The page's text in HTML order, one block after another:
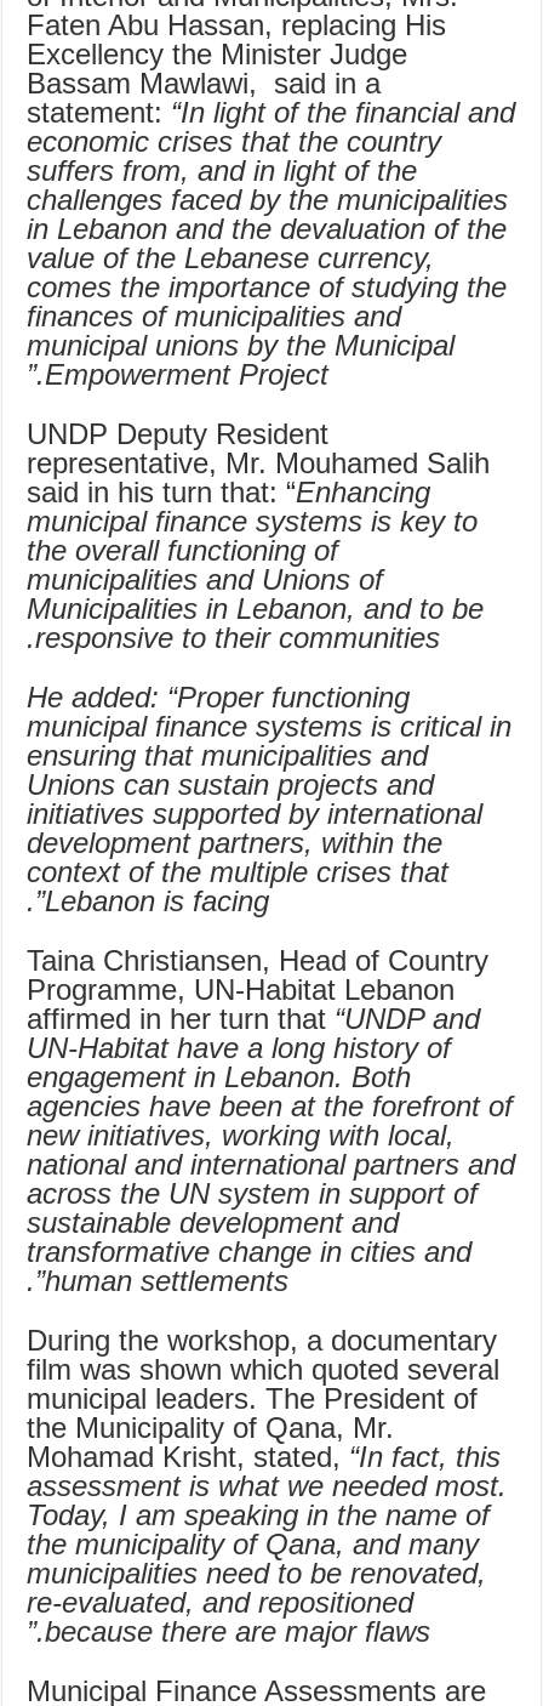
Faten Abu Hassan, replacing His
Excellency the Minister Judge
Bassam Mawlawi, said in a
statement: “In light of the financial and
economic crises that the country
suffers from, and in light of the
challenges faced by the municipalities
in Lebanon and the devaluation of the
value of the Lebanese currency,
comes the importance of studying the
finances of municipalities and
municipal unions by the Municipal
Empowerment Project.”
UNDP Deputy Resident
representative, Mr. Mouhamed Salih
said in his turn that: “Enhancing
municipal finance systems is key to
the overall functioning of
municipalities and Unions of
Municipalities in Lebanon, and to be
responsive to their communities.
He added: “Proper functioning
municipal finance systems is critical in
ensuring that municipalities and
Unions can sustain projects and
initiatives supported by international
development partners, within the
context of the multiple crises that
Lebanon is facing”.
Taina Christiansen, Head of Country
Programme, UN-Habitat Lebanon
affirmed in her turn that “UNDP and
UN-Habitat have a long history of
engagement in Lebanon. Both
agencies have been at the forefront of
new initiatives, working with local,
national and international partners and
across the UN system in support of
sustainable development and
transformative change in cities and
human settlements”.
During the workshop, a documentary
film was shown which quoted several
municipal leaders. The President of
the Municipality of Qana, Mr.
Mohamad Krisht, stated, “In fact, this
assessment is what we needed most.
Today, I am speaking in the name of
the municipality of Qana, and many
municipalities need to be renovated,
re-evaluated, and repositioned
because there are major flaws.”
Municipal Finance Assessments are